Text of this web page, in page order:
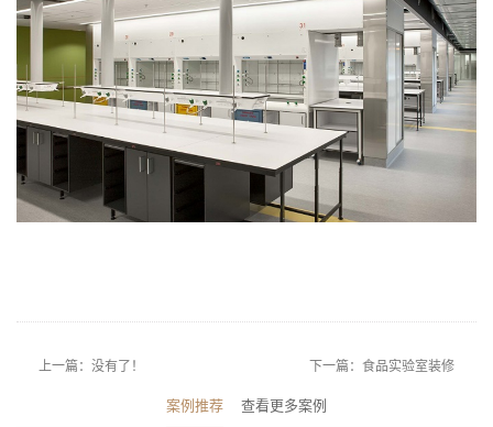
上一篇：没有了！ 下一篇：食品实验室装修
案例推荐 查看更多案例